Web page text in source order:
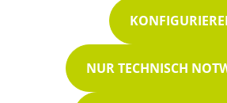
NUR TECHNISCH